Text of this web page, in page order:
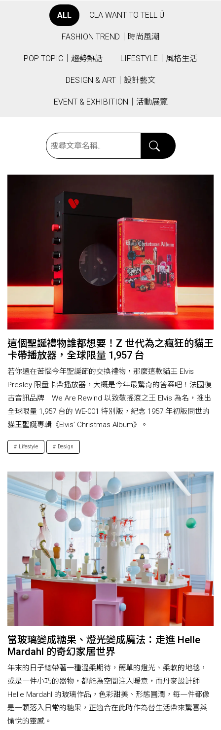
ALL CLA WANT TO TELL Ü
FASHION TREND｜時尚風潮
POP TOPIC｜趨勢熱話 LIFESTYLE｜風格生活
DESIGN & ART｜設計藝文
EVENT & EXHIBITION｜活動展覽
這個聖誕禮物誰都想要！Z 世代為之瘋狂的貓王
卡帶播放器，全球限量 1,957 台
若你還在苦惱今年聖誕節的交換禮物，那麼這款貓王 Elvis
Presley 限量卡帶播放器，大概是今年最驚奇的答案吧！法國復
古音訊品牌 We Are Rewind 以致敬搖滾之王 Elvis 為名，推出
全球限量 1,957 台的 WE-001 特別版，紀念 1957 年初版問世的
貓王聖誕專輯《Elvis’ Christmas Album》。
Lifestyle Design
當玻璃變成糖果、燈光變成魔法：走進 Helle
Mardahl 的奇幻家居世界
年末的日子總帶著一種溫柔期待，簡單的燈光、柔軟的地毯，
或是一件小巧的器物，都能為空間注入暖意，而丹麥設計師
Helle Mardahl 的玻璃作品，色彩甜美、形態圓潤，每一件都像
是一顆落入日常的糖果，正適合在此時作為替生活帶來驚喜與
愉悅的靈感。